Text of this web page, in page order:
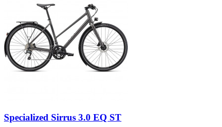
Specialized Sirrus 3.0 EQ ST